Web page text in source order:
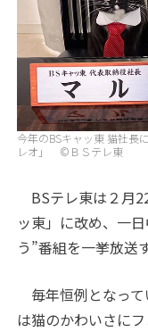
今年のBSキャッ東 猫社長
レオ」 ©ＢＳテレ東
BSテレ東は２月
ッ東」に改め、一
う”番組を一挙放送
毎年恒例となっ
は猫のかわいさに